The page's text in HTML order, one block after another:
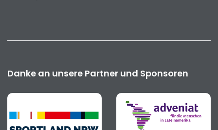
Danke an unsere Partner und Sponsoren